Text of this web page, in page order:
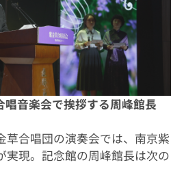
音楽会で挨拶する周峰館長
草合唱団の演奏会では、南京紫
実現。記念館の周峰館長は次の